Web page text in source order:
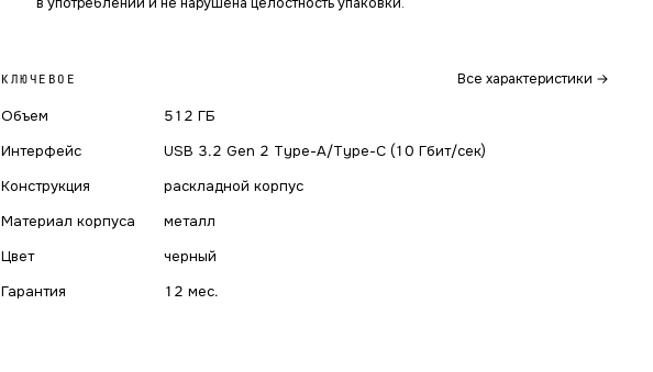
КЛЮЧЕВОЕ Все характеристики →
Объем
512 ГБ
Интерфейс
USB 3.2 Gen 2 Type-A/Type-C (10 Гбит/сек)
Конструкция
раскладной корпус
Материал корпуса
металл
Цвет
черный
Гарантия
12 мес.